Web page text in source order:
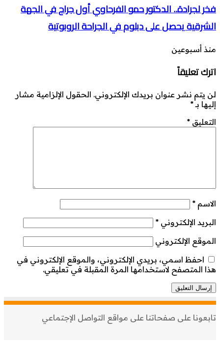
فخر لجرادة.. الدكتور حمو الفرحاوي أول جراح في الجهة
الشرقية يحصل على دبلوم في الجراحة الروبوتية
منذ أسبوعين
اترك تعليقاً
لن يتم نشر عنوان بريدك الإلكتروني. الحقول الإلزامية مشار
إليها بـ*
التعليق *
الاسم *
البريد الإلكتروني *
الموقع الإلكتروني
احفظ اسمي، بريدي الإلكتروني، والموقع الإلكتروني في
هذا المتصفح لاستخدامها المرة المقبلة في تعليقي.
تابعونا على صفحاتنا على مواقع التواصل الإجتماعي